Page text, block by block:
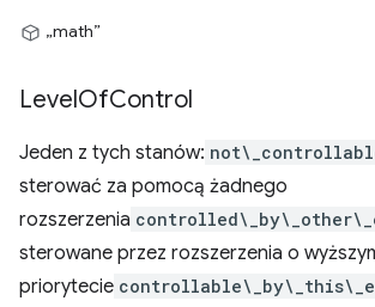
„math”
LevelOfControl
Jeden z tych stanów:
sterować za pomocą żadnego
rozszerzenia
sterowane przez rozszerzenia o
priorytecie